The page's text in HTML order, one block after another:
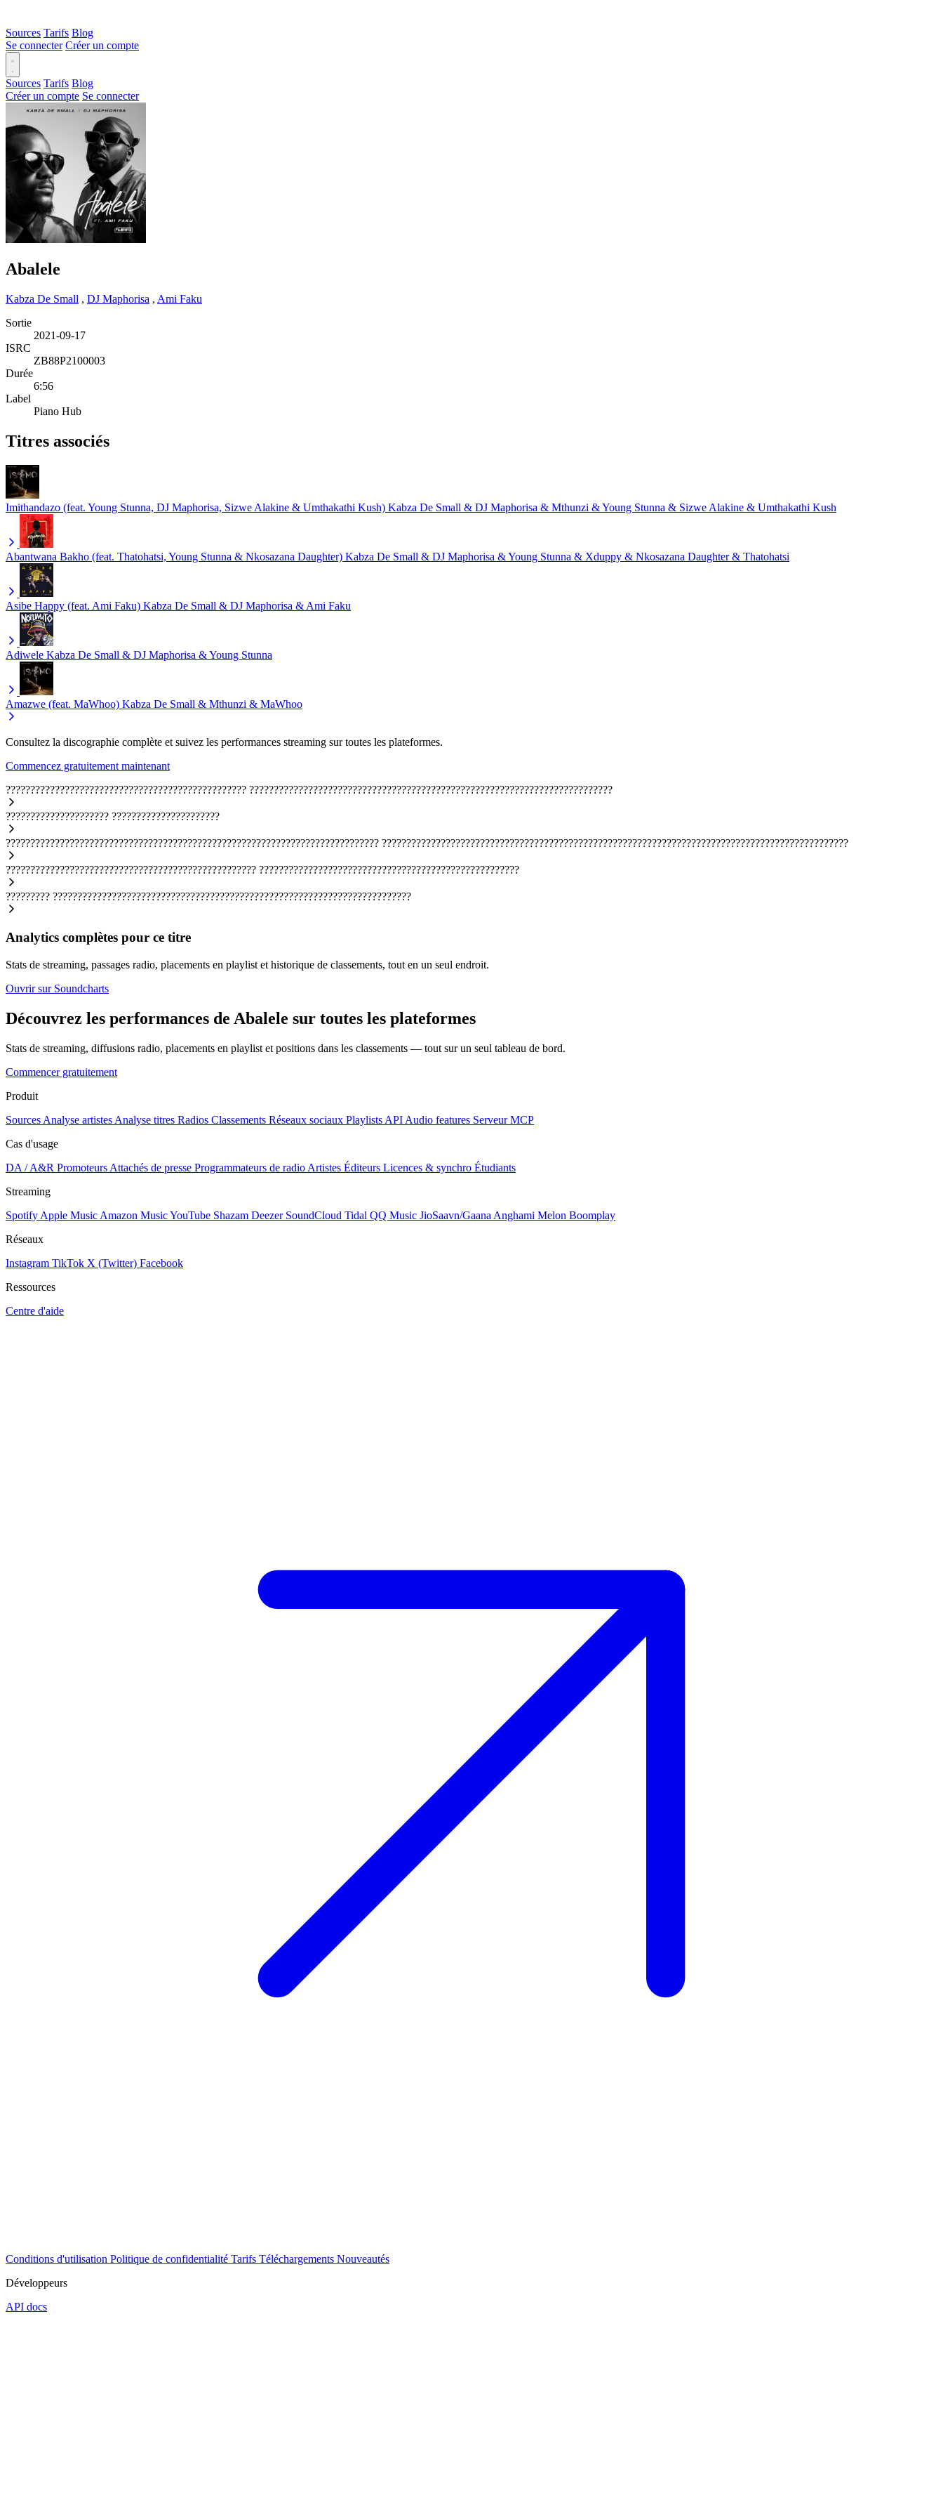
Sources Tarifs Blog
Se connecter Créer un compte
Sources Tarifs Blog
Créer un compte Se connecter
Abalele
Kabza De Small , DJ Maphorisa , Ami Faku
Sortie
2021-09-17
ISRC
ZB88P2100003
Durée
6:56
Label
Piano Hub
Titres associés
Imithandazo (feat. Young Stunna, DJ Maphorisa, Sizwe Alakine & Umthakathi Kush) Kabza De Small & DJ Maphorisa & Mthunzi & Young Stunna & Sizwe Alakine & Umthakathi Kush
Abantwana Bakho (feat. Thatohatsi, Young Stunna & Nkosazana Daughter) Kabza De Small & DJ Maphorisa & Young Stunna & Xduppy & Nkosazana Daughter & Thatohatsi
Asibe Happy (feat. Ami Faku) Kabza De Small & DJ Maphorisa & Ami Faku
Adiwele Kabza De Small & DJ Maphorisa & Young Stunna
Amazwe (feat. MaWhoo) Kabza De Small & Mthunzi & MaWhoo
Consultez la discographie complète et suivez les performances streaming sur toutes les plateformes.
Commencez gratuitement maintenant
????????????????????????????????????????????????? ??????????????????????????????????????????????????????????????????????????
????????????????????? ??????????????????????
???????????????????????????????????????????????????????????????????????????? ???????????????????????????????????????????????????????????????????????????????????????????????
??????????????????????????????????????????????????? ?????????????????????????????????????????????????????
????????? ?????????????????????????????????????????????????????????????????????????
Analytics complètes pour ce titre
Stats de streaming, passages radio, placements en playlist et historique de classements, tout en un seul endroit.
Ouvrir sur Soundcharts
Découvrez les performances de Abalele sur toutes les plateformes
Stats de streaming, diffusions radio, placements en playlist et positions dans les classements — tout sur un seul tableau de bord.
Commencer gratuitement
Produit
Sources Analyse artistes Analyse titres Radios Classements Réseaux sociaux Playlists API Audio features Serveur MCP
Cas d'usage
DA / A&R Promoteurs Attachés de presse Programmateurs de radio Artistes Éditeurs Licences & synchro Étudiants
Streaming
Spotify Apple Music Amazon MusicYouTube Shazam Deezer SoundCloud Tidal QQ Music JioSaavn/Gaana Anghami Melon Boomplay
Réseaux
Instagram TikTok X (Twitter) Facebook
Ressources
Centre d'aide
Conditions d'utilisation Politique de confidentialité Tarifs Téléchargements Nouveautés
Développeurs
API docs